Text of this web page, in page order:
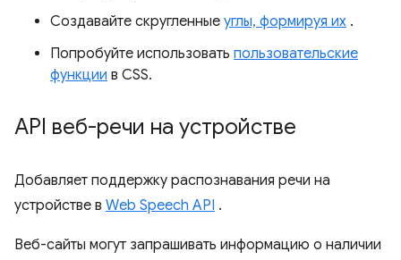
Создавайте скругленные углы, формируя их .
Попробуйте использовать пользовательские
функции в CSS.
API веб-речи на устройстве
Добавляет поддержку распознавания речи на
устройстве в Web Speech API .
Веб-сайты могут запрашивать информацию о наличии